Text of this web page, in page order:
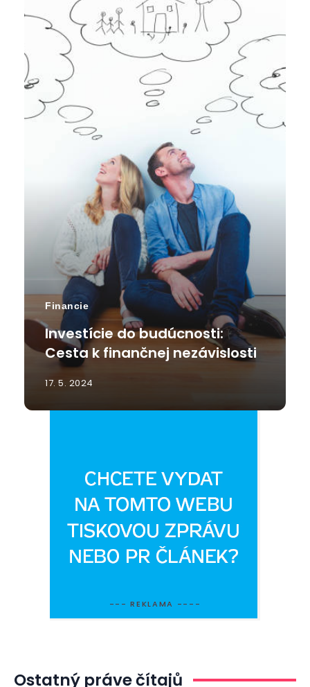
Ostatný práve čítajů
Financie
Investície do budúcnosti:
Cesta k finančnej nezávislosti
17. 5. 2024
--- REKLAMA ----